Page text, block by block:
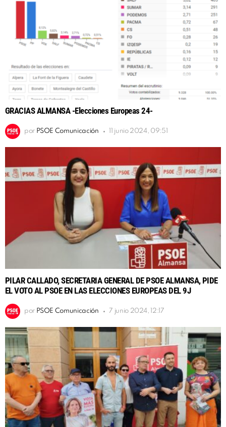
GRACIAS ALMANSA -Elecciones Europeas 24-
por PSOE Comunicación 11 junio 2024, 09:51
PILAR CALLADO, SECRETARIA GENERAL DE PSOE ALMANSA, PIDE
EL VOTO AL PSOE EN LAS ELECCIONES EUROPEAS DEL 9J
por PSOE Comunicación 7 junio 2024, 12:17